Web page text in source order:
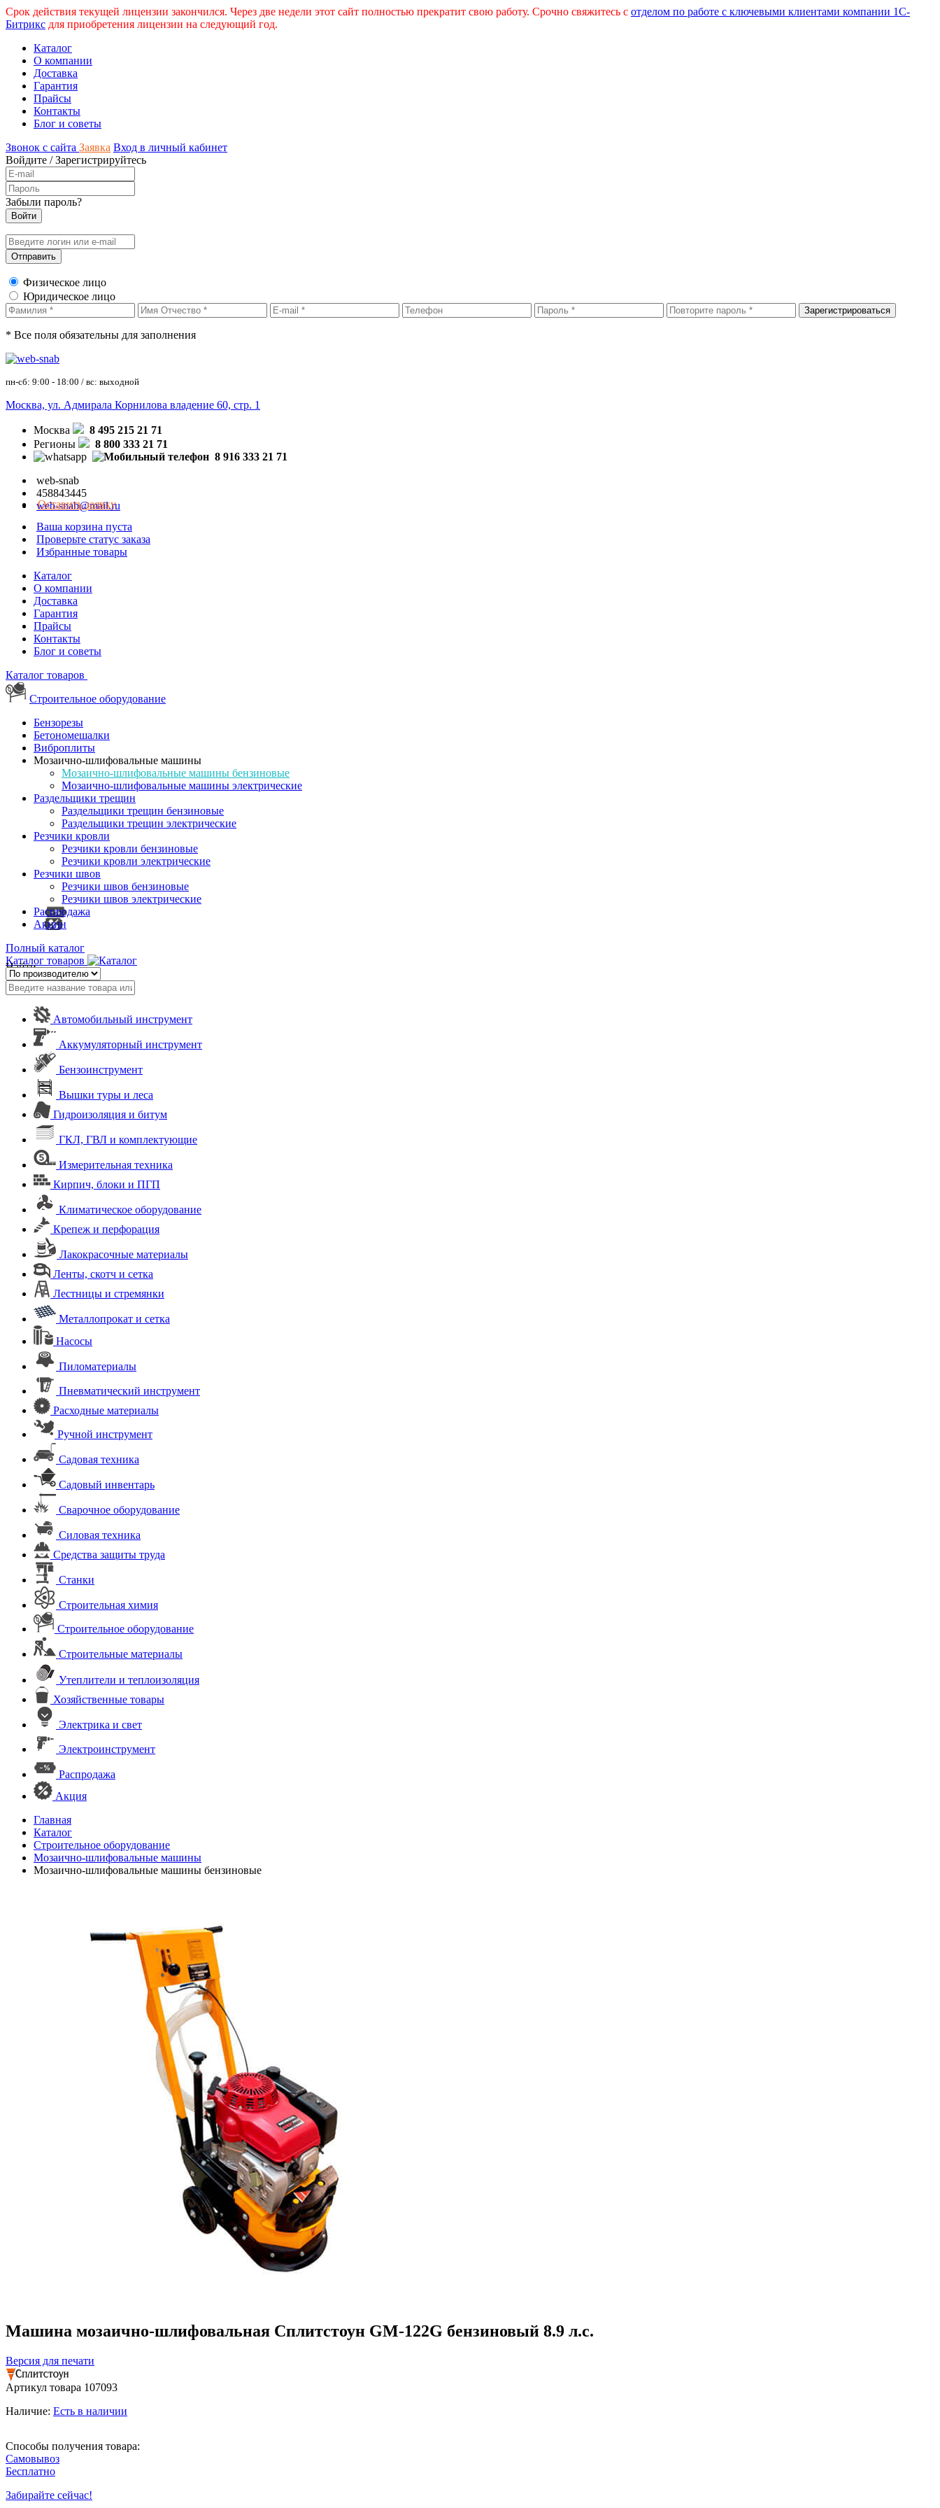
Срок действия текущей лицензии закончился. Через две недели этот сайт полностью прекратит свою работу. Срочно свяжитесь с отделом по работе с ключевыми клиентами компании 1С-
Битрикс для приобретения лицензии на следующий год.
Каталог
О компании
Доставка
Гарантия
Прайсы
Контакты
Блог и советы
Звонок с сайта Заявка Вход в личный кабинет
Войдите /Зарегистрируйтесь
Забыли пароль?
Физическое лицо
Юридическое лицо
* Все поля обязательны для заполнения
пн-сб: 9:00 - 18:00 / вс: выходной
Москва, ул. Адмирала Корнилова владение 60, стр. 1
Москва
8 495 215 21 71
Регионы
8 800 333 21 71
8 916 333 21 71
web-snab
458843445
web-snab@mail.ru
Оставить заявку
Ваша корзина пуста
Проверьте статус заказа
Избранные товары
Каталог
О компании
Доставка
Гарантия
Прайсы
Контакты
Блог и советы
Каталог товаров
Строительное оборудование
Бензорезы
Бетономешалки
Виброплиты
Мозаично-шлифовальные машины
Мозаично-шлифовальные машины бензиновые
Мозаично-шлифовальные машины электрические
Раздельщики трещин
Раздельщики трещин бензиновые
Раздельщики трещин электрические
Резчики кровли
Резчики кровли бензиновые
Резчики кровли электрические
Резчики швов
Резчики швов бензиновые
Резчики швов электрические
Распродажа
Акции
Полный каталог
Каталог товаров
Найти
Автомобильный инструмент
Аккумуляторный инструмент
Бензоинструмент
Вышки туры и леса
Гидроизоляция и битум
ГКЛ, ГВЛ и комплектующие
Измерительная техника
Кирпич, блоки и ПГП
Климатическое оборудование
Крепеж и перфорация
Лакокрасочные материалы
Ленты, скотч и сетка
Лестницы и стремянки
Металлопрокат и сетка
Насосы
Пиломатериалы
Пневматический инструмент
Расходные материалы
Ручной инструмент
Садовая техника
Садовый инвентарь
Сварочное оборудование
Силовая техника
Средства защиты труда
Станки
Строительная химия
Строительное оборудование
Строительные материалы
Утеплители и теплоизоляция
Хозяйственные товары
Электрика и свет
Электроинструмент
Распродажа
Акция
Главная
Каталог
Строительное оборудование
Мозаично-шлифовальные машины
Мозаично-шлифовальные машины бензиновые
Машина мозаично-шлифовальная Сплитстоун GM-122G бензиновый 8.9 л.с.
Версия для печати
Артикул товара 107093
Наличие: Есть в наличии
Способы получения товара:
Самовывоз
Бесплатно
Забирайте сейчас!